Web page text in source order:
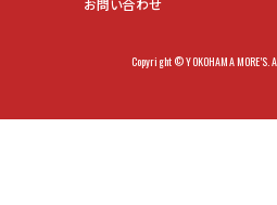
Copyright © YOKOHAMA